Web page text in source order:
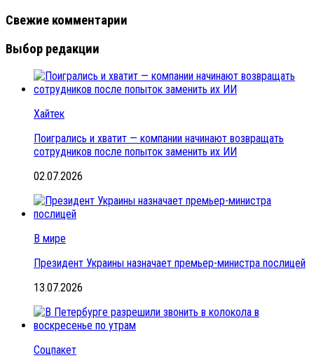
Свежие комментарии
Выбор редакции
Хайтек
Поигрались и хватит — компании начинают возвращать
сотрудников после попыток заменить их ИИ
02.07.2026
В мире
Президент Украины назначает премьер-министра послицей
13.07.2026
Соцпакет